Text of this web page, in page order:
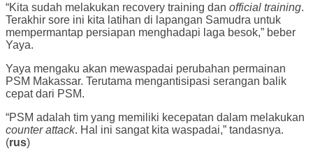
“Kita sudah melakukan recovery training dan official training.
Terakhir sore ini kita latihan di lapangan Samudra untuk
mempermantap persiapan menghadapi laga besok,” beber
Yaya.
Yaya mengaku akan mewaspadai perubahan permainan
PSM Makassar. Terutama mengantisipasi serangan balik
cepat dari PSM.
“PSM adalah tim yang memiliki kecepatan dalam melakukan
counter attack. Hal ini sangat kita waspadai,” tandasnya.
(rus)